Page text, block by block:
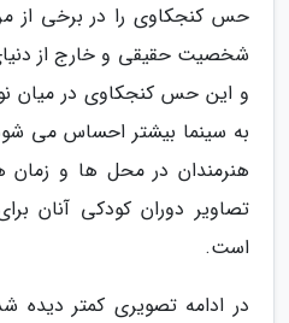
حس کنجکاوی را در برخی از
شخصیت حقیقی و خارج از
و این حس کنجکاوی در میان
به سینما بیشتر احساس می
هنرمندان در محل ها و
تصاویر دوران کودکی آنان
است.
در ادامه تصویری کمتر دیده